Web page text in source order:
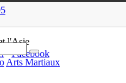
l'Asie
Arts Martiaux
Facebook